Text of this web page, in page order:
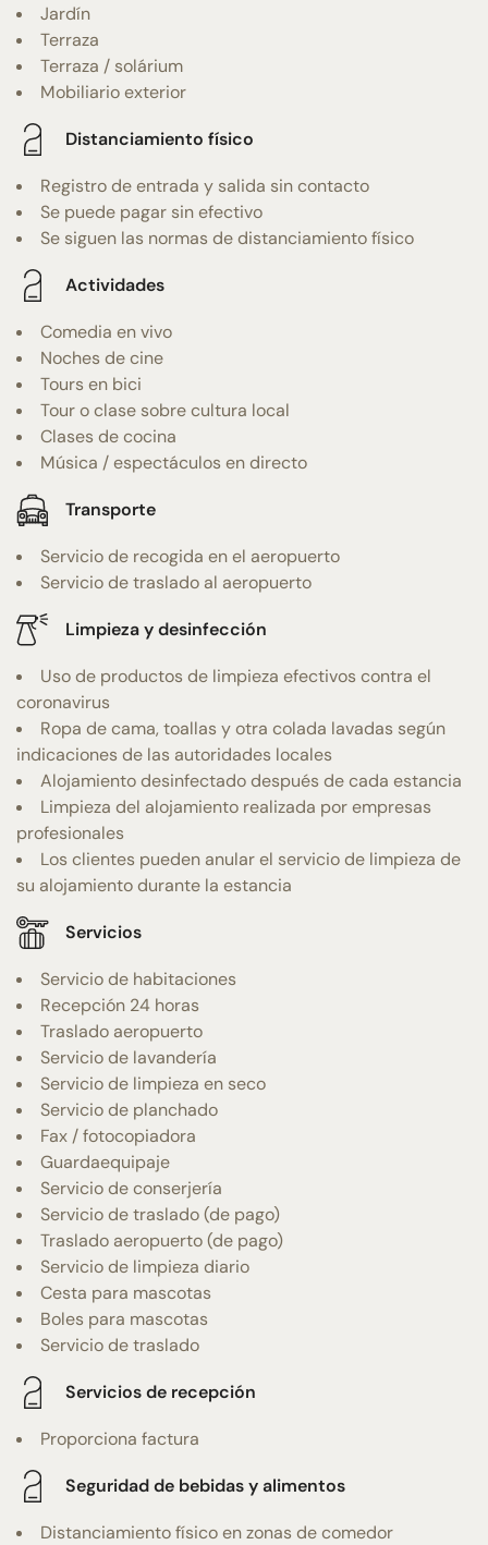
Jardín
Terraza
Terraza / solárium
Mobiliario exterior
Distanciamiento físico
Registro de entrada y salida sin contacto
Se puede pagar sin efectivo
Se siguen las normas de distanciamiento físico
Actividades
Comedia en vivo
Noches de cine
Tours en bici
Tour o clase sobre cultura local
Clases de cocina
Música / espectáculos en directo
Transporte
Servicio de recogida en el aeropuerto
Servicio de traslado al aeropuerto
Limpieza y desinfección
Uso de productos de limpieza efectivos contra el
coronavirus
Ropa de cama, toallas y otra colada lavadas según
indicaciones de las autoridades locales
Alojamiento desinfectado después de cada estancia
Limpieza del alojamiento realizada por empresas
profesionales
Los clientes pueden anular el servicio de limpieza de
su alojamiento durante la estancia
Servicios
Servicio de habitaciones
Recepción 24 horas
Traslado aeropuerto
Servicio de lavandería
Servicio de limpieza en seco
Servicio de planchado
Fax / fotocopiadora
Guardaequipaje
Servicio de conserjería
Servicio de traslado (de pago)
Traslado aeropuerto (de pago)
Servicio de limpieza diario
Cesta para mascotas
Boles para mascotas
Servicio de traslado
Servicios de recepción
Proporciona factura
Seguridad de bebidas y alimentos
Distanciamiento físico en zonas de comedor